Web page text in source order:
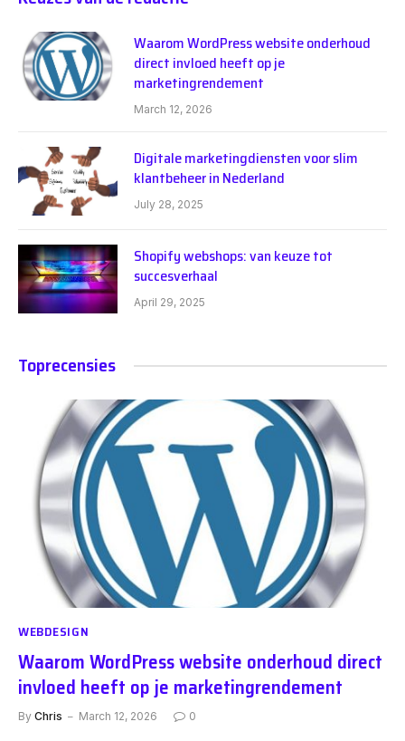
Waarom WordPress website onderhoud
direct invloed heeft op je
marketingrendement
March 12, 2026
Digitale marketingdiensten voor slim
klantbeheer in Nederland
July 28, 2025
Shopify webshops: van keuze tot
succesverhaal
April 29, 2025
Toprecensies
WEBDESIGN
Waarom WordPress website onderhoud direct
invloed heeft op je marketingrendement
By Chris March 12, 2026 0